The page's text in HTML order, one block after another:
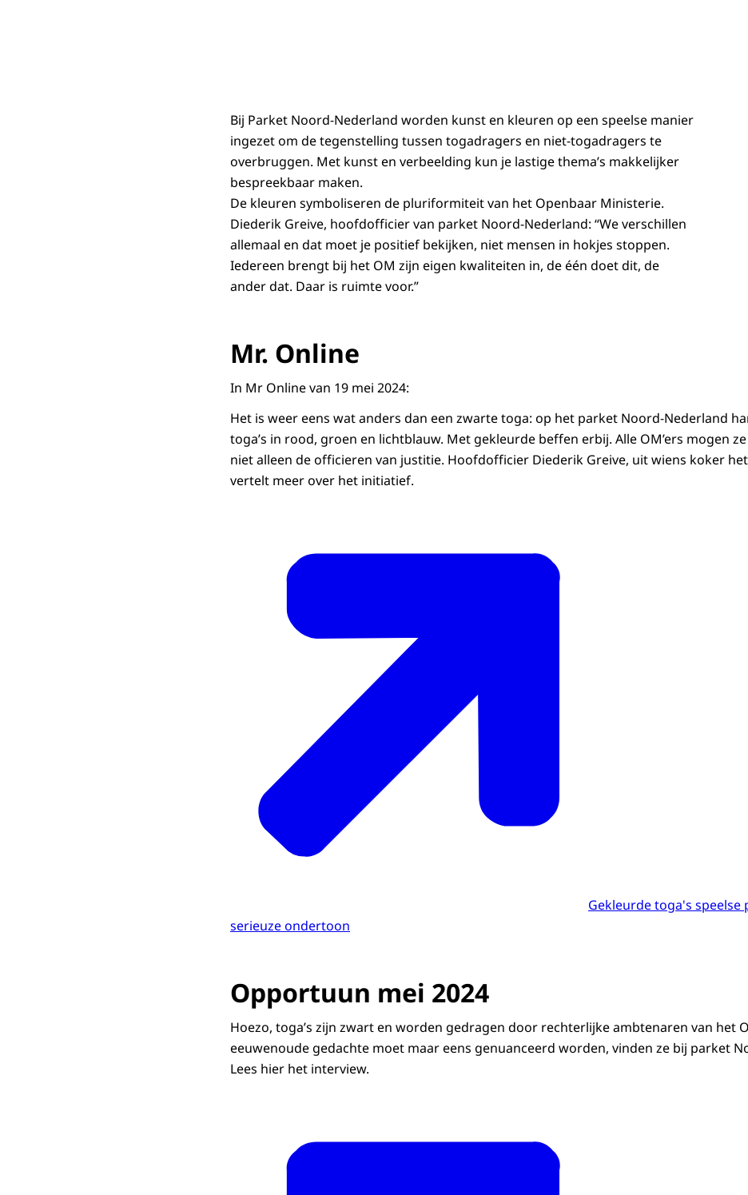
Bij Parket Noord-Nederland worden kunst en kleuren op een speelse manier
ingezet om de tegenstelling tussen togadragers en niet-togadragers te
overbruggen. Met kunst en verbeelding kun je lastige thema’s makkelijker
bespreekbaar maken.
De kleuren symboliseren de pluriformiteit van het Openbaar Ministerie.
Diederik Greive, hoofdofficier van parket Noord-Nederland: “We verschillen
allemaal en dat moet je positief bekijken, niet mensen in hokjes stoppen.
Iedereen brengt bij het OM zijn eigen kwaliteiten in, de één doet dit, de
ander dat. Daar is ruimte voor.”
Mr. Online
In Mr Online van 19 mei 2024:
Het is weer eens wat anders dan een zwarte toga: op het parket Noord-Nederland
toga’s in rood, groen en lichtblauw. Met gekleurde beffen erbij. Alle OM’ers mogen
niet alleen de officieren van justitie. Hoofdofficier Diederik Greive, uit wiens koker
vertelt meer over het initiatief.
Gekleurde toga's speelse
serieuze ondertoon
Opportuun mei 2024
Hoezo, toga’s zijn zwart en worden gedragen door rechterlijke ambtenaren van het
eeuwenoude gedachte moet maar eens genuanceerd worden, vinden ze bij parket
Lees hier het interview.